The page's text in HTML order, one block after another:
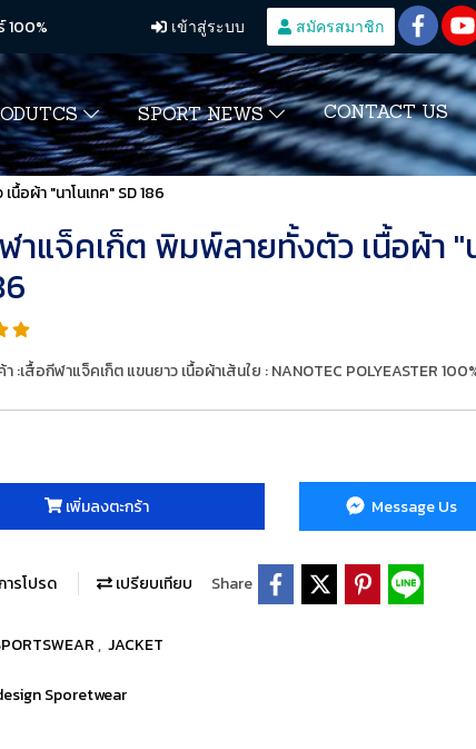
100% เข้าสู่ระบบ สมัครสมาชิก
SPORT NEWS CONTACT US
อผ้า "นาโนเทค" SD 186
าแจ็คเก็ต พิมพ์ลายทั้งตัว เนื้อผ้า "
:เสื้อกีฬาแจ็คเก็ต แขนยาว เนื้อผ้าเส้นใย : NANOTEC POLYEASTER
เพิ่มลงตะกร้า Message Us
ารโปรด เปรียบเทียบ Share
, JACKET
Sporetwear